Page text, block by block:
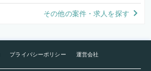
その他の案件・求人を探す
プライバシーポリシー 運営会社